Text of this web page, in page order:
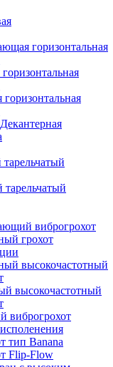
горизонтальная
горизонтальная
виброгрохот
грохот
высокочастотный
высокочастотный
виброгрохот
тип Banana
Flip-Flow